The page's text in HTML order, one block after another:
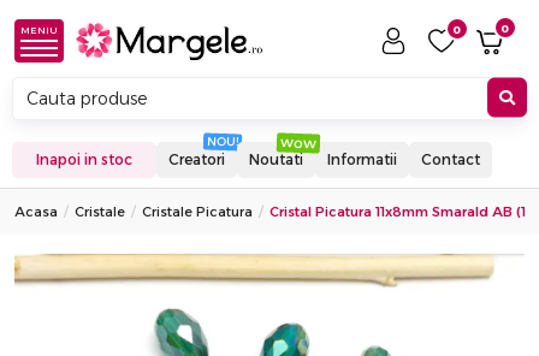
MENIU 0 0
Inapoi in stoc Creatori Noutati Informatii Contact
Acasa Cristale Cristale Picatura Cristal Picatura 11x8mm Smarald AB